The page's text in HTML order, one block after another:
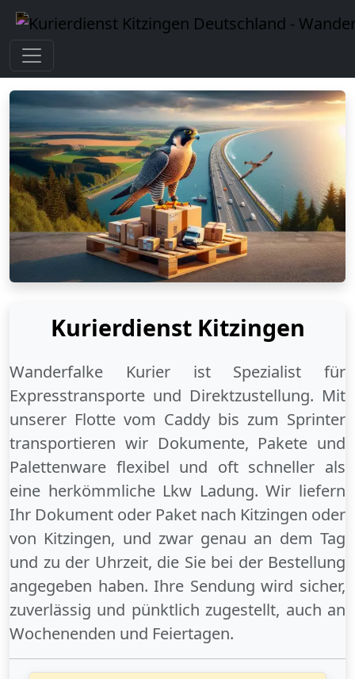
Kurierdienst Kitzingen
Wanderfalke Kurier ist Spezialist für
Expresstransporte und Direktzustellung. Mit
unserer Flotte vom Caddy bis zum Sprinter
transportieren wir Dokumente, Pakete und
Palettenware flexibel und oft schneller als
eine herkömmliche Lkw Ladung. Wir liefern
Ihr Dokument oder Paket nach Kitzingen oder
von Kitzingen, und zwar genau an dem Tag
und zu der Uhrzeit, die Sie bei der Bestellung
angegeben haben. Ihre Sendung wird sicher,
zuverlässig und pünktlich zugestellt, auch an
Wochenenden und Feiertagen.